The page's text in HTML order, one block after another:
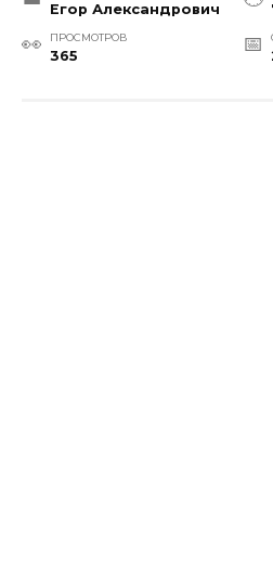
Егор Александрович
ПРОСМОТРОВ
365